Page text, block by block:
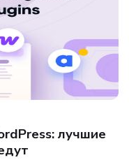
лучшие